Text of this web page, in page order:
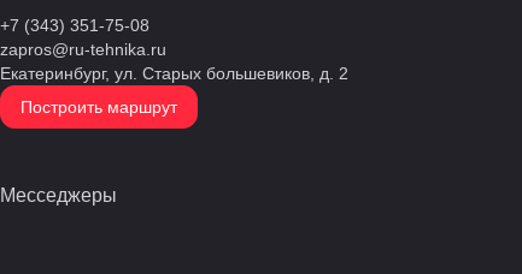
+7 (343) 351-75-08
zapros@ru-tehnika.ru
Екатеринбург, ул. Старых большевиков, д. 2
Построить маршрут
Месседжеры